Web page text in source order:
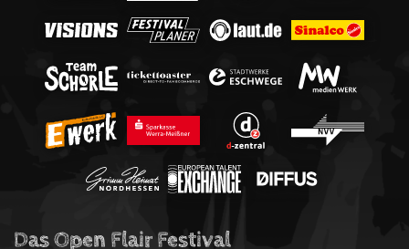
Das Open Flair Festival